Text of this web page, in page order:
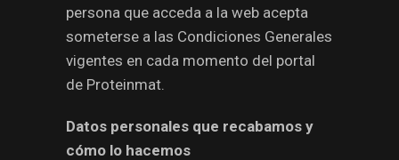
persona que acceda a la web acepta
someterse a las Condiciones Generales
vigentes en cada momento del portal
de Proteinmat.
Datos personales que recabamos y
cómo lo hacemos